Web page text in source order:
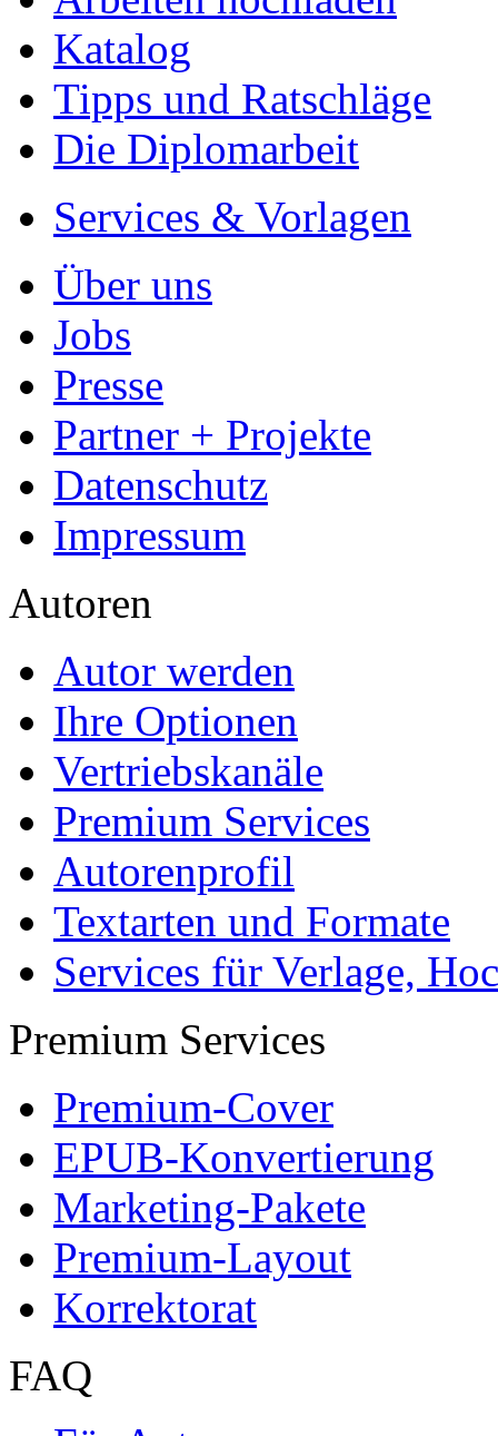
Katalog
Tipps und Ratschläge
Die Diplomarbeit
Services & Vorlagen
Über uns
Jobs
Presse
Partner + Projekte
Datenschutz
Impressum
Autoren
Autor werden
Ihre Optionen
Vertriebskanäle
Premium Services
Autorenprofil
Textarten und Formate
Services für Verlage,
Premium Services
Premium-Cover
EPUB-Konvertierung
Marketing-Pakete
Premium-Layout
Korrektorat
FAQ